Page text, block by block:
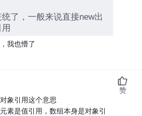
了，一般来说直接new出
我也懵了
象引用这个意思
素是值引用，数组本身是对象引
赞